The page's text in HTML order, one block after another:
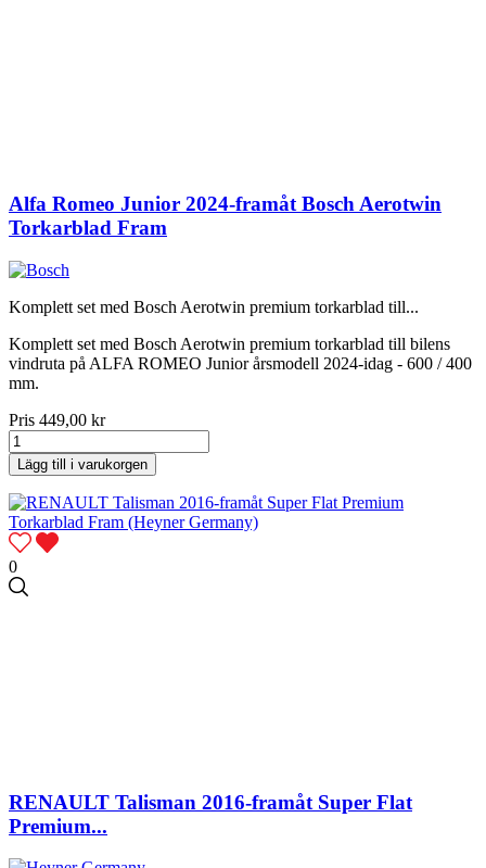
Alfa Romeo Junior 2024-framåt Bosch Aerotwin
Torkarblad Fram
Komplett set med Bosch Aerotwin premium torkarblad till...
Komplett set med Bosch Aerotwin premium torkarblad till bilens
vindruta på ALFA ROMEO Junior årsmodell 2024-idag - 600 / 400
mm.
Pris 449,00 kr
Lägg till i varukorgen
0
RENAULT Talisman 2016-framåt Super Flat
Premium...